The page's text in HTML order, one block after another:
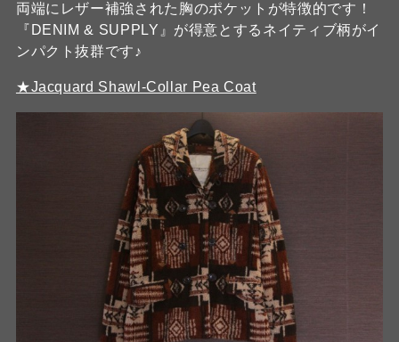
両端にレザー補強された胸のポケットが特徴的です！
『DENIM & SUPPLY』が得意とするネイティブ柄がイ
ンパクト抜群です♪
★Jacquard Shawl-Collar Pea Coat